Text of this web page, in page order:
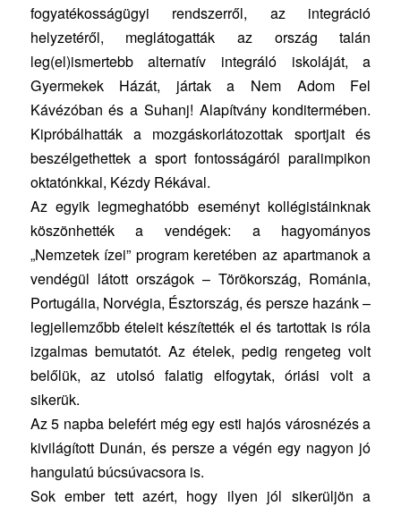
fogyatékosságügyi rendszerről, az integráció
helyzetéről, meglátogatták az ország talán
leg(el)ismertebb alternatív integráló iskoláját, a
Gyermekek Házát, jártak a Nem Adom Fel
Kávézóban és a Suhanj! Alapítvány konditermében.
Kipróbálhatták a mozgáskorlátozottak sportjait és
beszélgethettek a sport fontosságáról paralimpikon
oktatónkkal, Kézdy Rékával.
Az egyik legmeghatóbb eseményt kollégistáinknak
köszönhették a vendégek: a hagyományos
„Nemzetek ízei” program keretében az apartmanok a
vendégül látott országok – Törökország, Románia,
Portugália, Norvégia, Észtország, és persze hazánk –
legjellemzőbb ételeit készítették el és tartottak is róla
izgalmas bemutatót. Az ételek, pedig rengeteg volt
belőlük, az utolsó falatig elfogytak, óriási volt a
sikerük.
Az 5 napba belefért még egy esti hajós városnézés a
kivilágított Dunán, és persze a végén egy nagyon jó
hangulatú búcsúvacsora is.
Sok ember tett azért, hogy ilyen jól sikerüljön a